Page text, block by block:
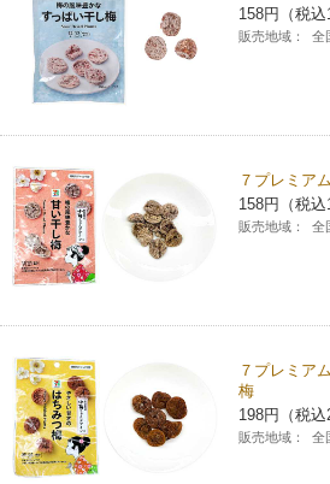
パウダースペース ラブン（店舗限定）
ソフトバンクギフト
158円（税込
販売地域： 全
７プレミア
158円（税込
販売地域： 全
７プレミア
梅
198円（税込
販売地域： 全